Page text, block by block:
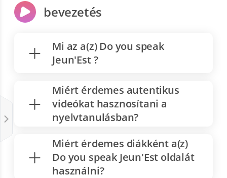
bevezetés
Mi az a(z) Do you speak
Jeun'Est ?
Miért érdemes autentikus
videókat hasznosítani a
nyelvtanulásban?
Miért érdemes diákként a(z)
Do you speak Jeun'Est oldalát
használni?